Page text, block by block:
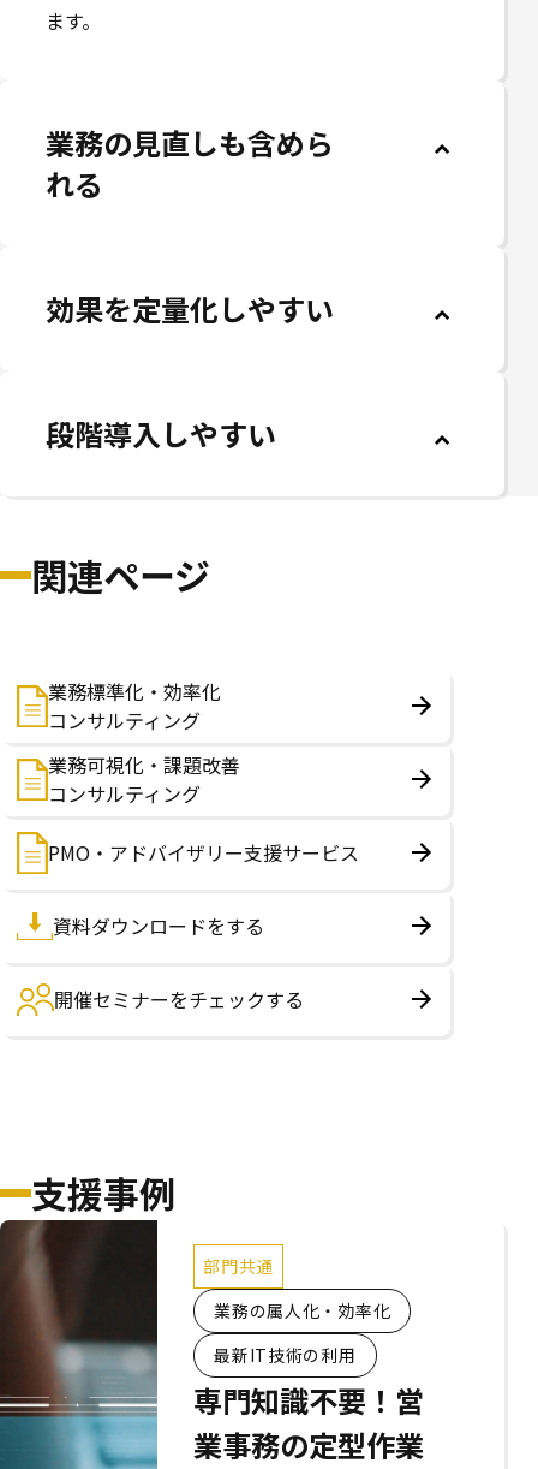
ます。
業務の見直しも含めら
れる
効果を定量化しやすい
段階導入しやすい
のパラメータ設定、運用保守まで支援
業務設計まで任せられ
る
進めます。
AI・ITツールの再利用
性を高めやすい
運用後の安定稼働を確
関連ページ
業務標準化・効率化
コンサルティング
業務可視化・課題改善
コンサルティング
PMO・アドバイザリー支援サービス
資料ダウンロードをする
開催セミナーをチェックする
支援事例
部門共通
業務の属人化・効率化
最新IT技術の利用
専門知識不要！営
業事務の定型作業